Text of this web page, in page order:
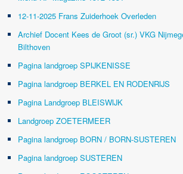
12-11-2025 Frans Zuiderhoek Overleden
Archief Docent Kees de Groot (sr.) VKG
Bilthoven
Pagina landgroep SPIJKENISSE
Pagina landgroep BERKEL EN RODENRIJS
Pagina Landgroep BLEISWIJK
Landgroep ZOETERMEER
Pagina landgroep BORN / BORN-SUSTEREN
Pagina landgroep SUSTEREN